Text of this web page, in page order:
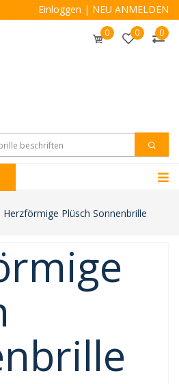
Einloggen | NEU ANMELDEN
0 0 0
Herzförmige Plüsch Sonnenbrille